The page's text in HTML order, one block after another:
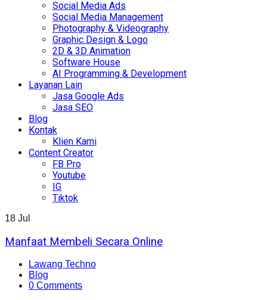
Social Media Ads
Social Media Management
Photography & Videography
Graphic Design & Logo
2D & 3D Animation
Software House
AI Programming & Development
Layanan Lain
Jasa Google Ads
Jasa SEO
Blog
Kontak
Klien Kami
Content Creator
FB Pro
Youtube
IG
Tiktok
18 Jul
Manfaat Membeli Secara Online
Lawang Techno
Blog
0 Comments